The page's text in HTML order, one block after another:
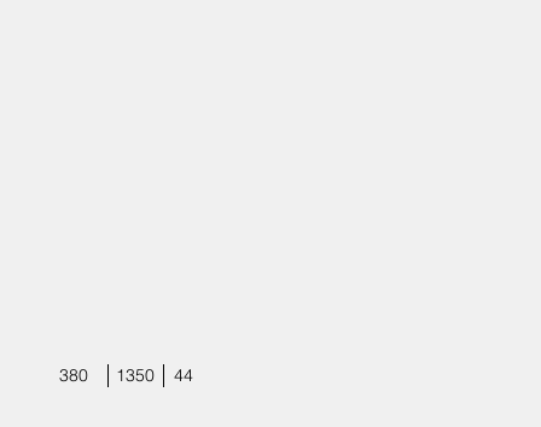
380 1350 44